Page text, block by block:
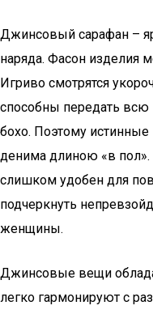
Джинсовый сарафан –
наряда. Фасон изделия
Игриво смотрятся
способны передать всю
бохо. Поэтому
денима длиною «в
слишком удобен для
подчеркнуть
женщины.
Джинсовые вещи
легко гармонируют с